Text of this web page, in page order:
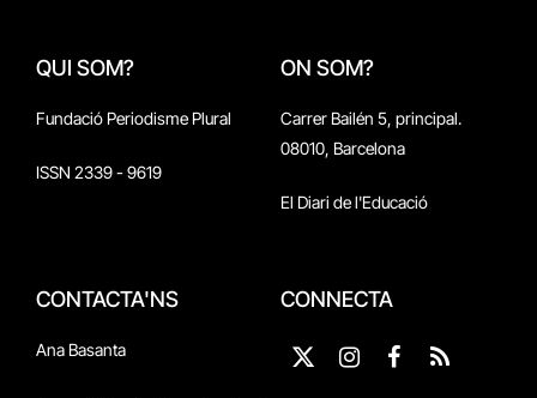
QUI SOM?
Fundació Periodisme Plural
ISSN 2339 - 9619
ON SOM?
Carrer Bailén 5, principal.
08010, Barcelona
El Diari de l'Educació
CONTACTA'NS
Ana Basanta
CONNECTA
X
Instagram
Facebook
RSS